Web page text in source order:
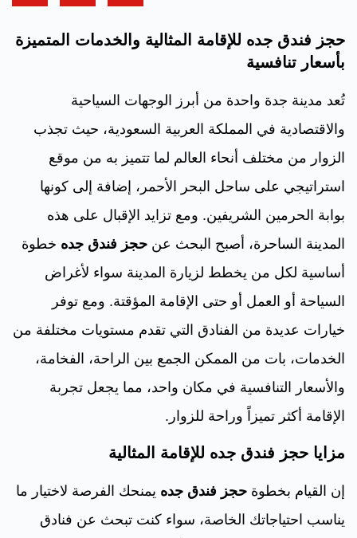
حجز فندق جده للإقامة المثالية والخدمات المتميزة
بأسعار تنافسية
تُعد مدينة جدة واحدة من أبرز الوجهات السياحية
والاقتصادية في المملكة العربية السعودية، حيث تجذب
الزوار من مختلف أنحاء العالم لما تتميز به من موقع
استراتيجي على ساحل البحر الأحمر، إضافة إلى كونها
بوابة الحرمين الشريفين. ومع تزايد الإقبال على هذه
المدينة الساحرة، أصبح البحث عن حجز فندق جده خطوة
أساسية لكل من يخطط لزيارة المدينة سواء لأغراض
السياحة أو العمل أو حتى الإقامة المؤقتة. ومع توفر
خيارات عديدة من الفنادق التي تقدم مستويات مختلفة من
الخدمات، بات من الممكن الجمع بين الراحة، الفخامة،
والأسعار التنافسية في مكان واحد، مما يجعل تجربة
الإقامة أكثر تميزاً وراحة للزوار.
مزايا حجز فندق جده للإقامة المثالية
إن القيام بخطوة حجز فندق جده يمنحك الفرصة لاختيار ما
يناسب احتياجاتك الخاصة، سواء كنت تبحث عن فنادق